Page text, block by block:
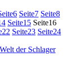
6 Seite7 Seite8
Seite15 Seite16
22 Seite23 Seite24